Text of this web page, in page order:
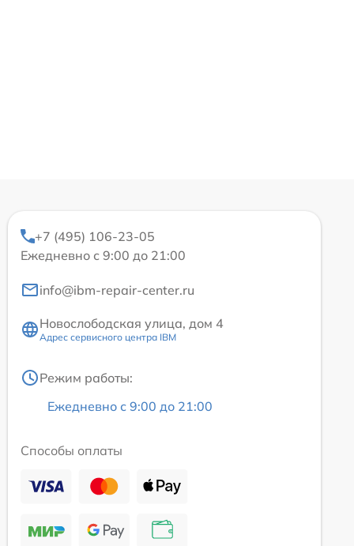
+7 (495) 106-23-05
Ежедневно с 9:00 до 21:00
info@ibm-repair-center.ru
Новослободская улица, дом 4
Адрес сервисного центра IBM
Режим работы:
Ежедневно с 9:00 до 21:00
Способы оплаты